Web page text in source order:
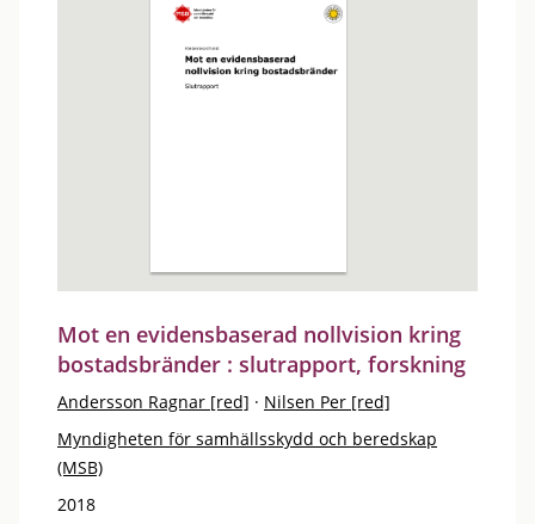
Mot en evidensbaserad nollvision kring
bostadsbränder : slutrapport, forskning
Andersson Ragnar [red] · Nilsen Per [red]
Myndigheten för samhällsskydd och beredskap
(MSB)
2018